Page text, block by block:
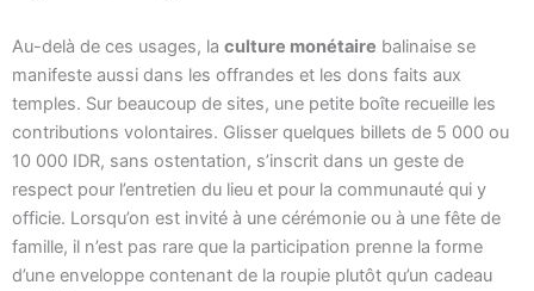
Au-delà de ces usages, la culture monétaire balinaise se
manifeste aussi dans les offrandes et les dons faits aux
temples. Sur beaucoup de sites, une petite boîte recueille les
contributions volontaires. Glisser quelques billets de 5 000 ou
10 000 IDR, sans ostentation, s’inscrit dans un geste de
respect pour l’entretien du lieu et pour la communauté qui y
officie. Lorsqu’on est invité à une cérémonie ou à une fête de
famille, il n’est pas rare que la participation prenne la forme
d’une enveloppe contenant de la roupie plutôt qu’un cadeau